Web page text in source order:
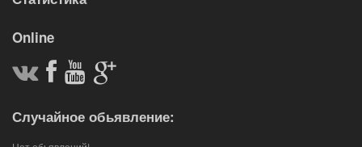
Online
Случайное обьявление: